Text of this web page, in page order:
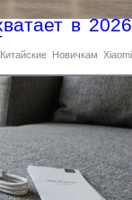
в 2026
Китайские Новичкам Xiaomi